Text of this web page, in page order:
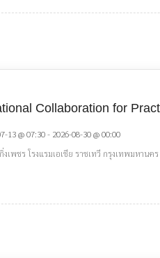
Collaboration for
13 @ 07:30 - 2026-08-30 @ 00:00
เพชร โรงแรมเอเชีย ราชเทวี กรุงเทพมหานคร